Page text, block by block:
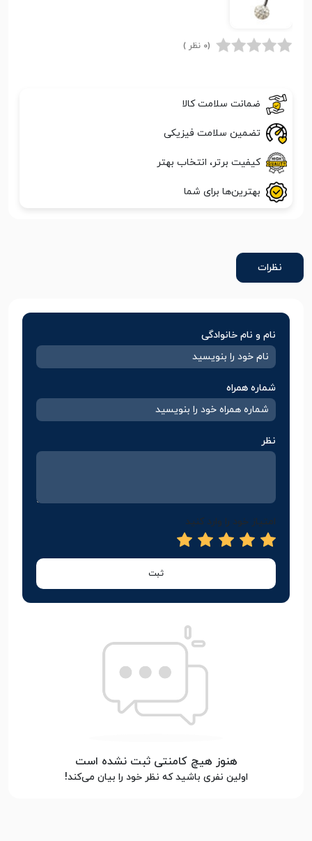
(0 نظر )
ضمانت سلامت کالا
تضمین سلامت فیزیکی
کیفیت برتر، انتخاب بهتر
بهترین‌ها برای شما
نظرات
نام و نام خانوادگی
شماره همراه
نظر
امتیاز خود را وارد کنید
ثبت
هنوز هیچ کامنتی ثبت نشده است
اولین نفری باشید که نظر خود را بیان می‌کند!